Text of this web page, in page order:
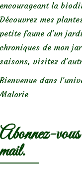
encourageant la
Découvrez mes
petite faune d’un
chroniques de mon
saisons, visitez
Bienvenue dans
Malorie
Abonnez-vous
mail.